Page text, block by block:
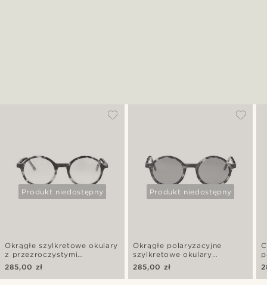
Produkt niedostępny
Okrągłe szylkretowe okulary
z przezroczystymi
soczewkami blokującymi
światło niebieskie
285,00 zł
Produkt niedostępny
Okrągłe polaryzacyjne
szylkretowe okulary
przeciwsłoneczne
285,00 zł